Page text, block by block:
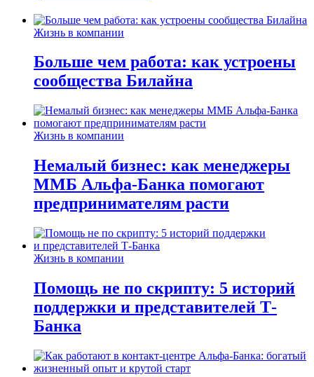
Жизнь в компании
Больше чем работа: как устроены
сообщества Билайна
Жизнь в компании
Немалый бизнес: как менеджеры
ММБ Альфа-Банка помогают
предпринимателям расти
Жизнь в компании
Помощь не по скрипту: 5 историй
поддержки и представителей Т-
Банка